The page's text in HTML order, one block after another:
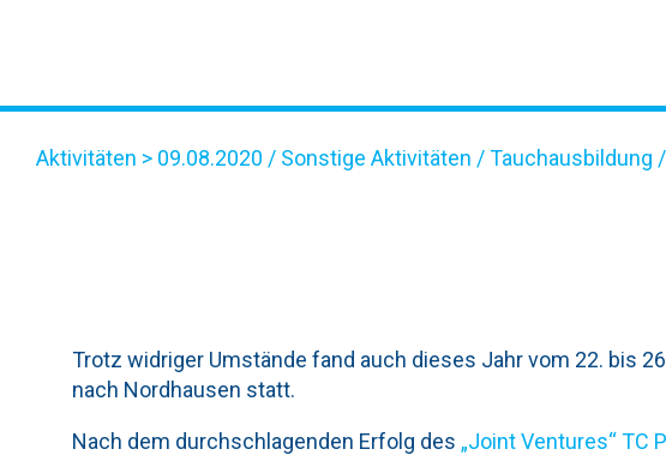
Aktivitäten > 09.08.2020 / Sonstige Aktivitäten /Tauchausbildung
Trotz widriger Umstände fand auch dieses Jahr vom 22. bis
nach Nordhausen statt.
Nach dem durchschlagenden Erfolg des „Joint Ventures“ TC